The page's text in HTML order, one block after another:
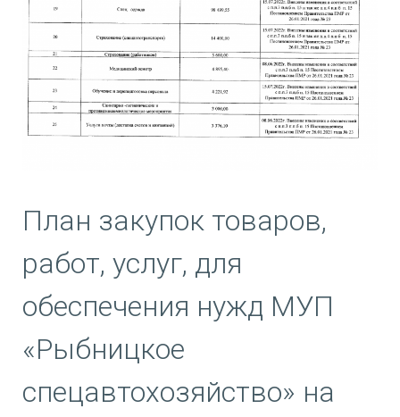
План закупок товаров,
работ, услуг, для
обеспечения нужд МУП
«Рыбницкое
спецавтохозяйство» на